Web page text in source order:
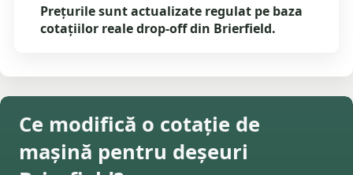
Prețurile sunt actualizate regulat pe baza
cotațiilor reale drop-off din Brierfield.
Ce modifică o cotație de
mașină pentru deșeuri